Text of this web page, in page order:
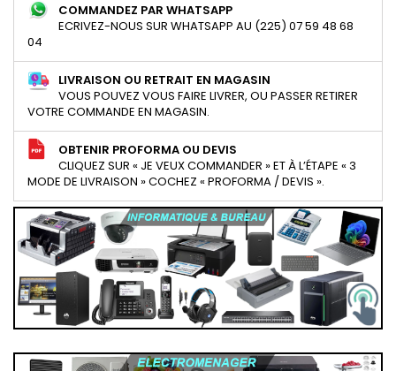
COMMANDEZ PAR WHATSAPP
ECRIVEZ-NOUS SUR WHATSAPP AU (225) 07 59 48 68
04
LIVRAISON OU RETRAIT EN MAGASIN
VOUS POUVEZ VOUS FAIRE LIVRER, OU PASSER RETIRER
VOTRE COMMANDE EN MAGASIN.
OBTENIR PROFORMA OU DEVIS
CLIQUEZ SUR « JE VEUX COMMANDER » ET À L’ÉTAPE « 3
MODE DE LIVRAISON » COCHEZ « PROFORMA / DEVIS ».